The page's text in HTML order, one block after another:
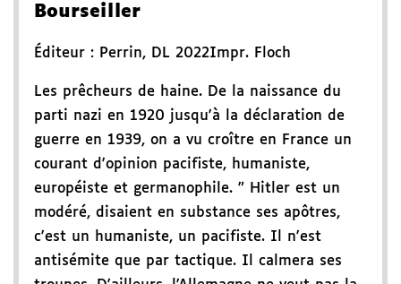
Bourseiller
Éditeur : Perrin, DL 2022Impr. Floch
Les prêcheurs de haine. De la naissance du
parti nazi en 1920 jusqu'à la déclaration de
guerre en 1939, on a vu croître en France un
courant d'opinion pacifiste, humaniste,
européiste et germanophile. " Hitler est un
modéré, disaient en substance ses apôtres,
c'est un humaniste, un pacifiste. Il n'est
antisémite que par tactique. Il calmera ses